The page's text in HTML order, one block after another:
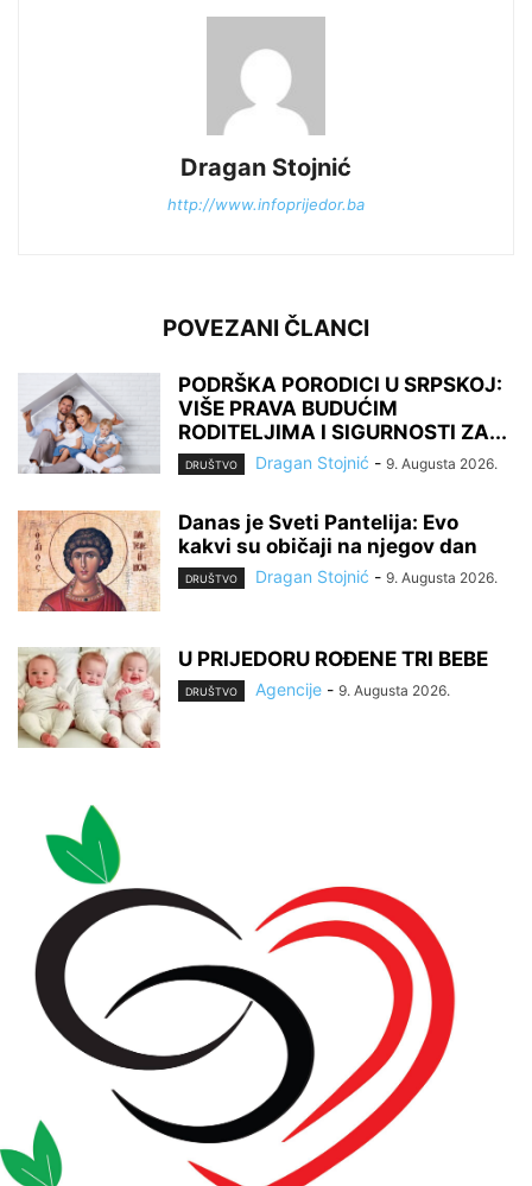
Dragan Stojnić
http://www.infoprijedor.ba
POVEZANI ČLANCI
PODRŠKA PORODICI U SRPSKOJ:
VIŠE PRAVA BUDUĆIM
RODITELJIMA I SIGURNOSTI ZA...
DRUŠTVO Dragan Stojnić - 9. Augusta 2026.
Danas je Sveti Pantelija: Evo
kakvi su običaji na njegov dan
DRUŠTVO Dragan Stojnić - 9. Augusta 2026.
U PRIJEDORU ROĐENE TRI BEBE
DRUŠTVO Agencije - 9. Augusta 2026.